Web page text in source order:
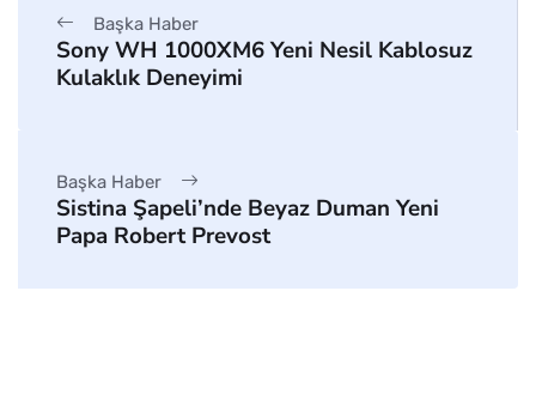
Başka Haber
Sony WH 1000XM6 Yeni Nesil Kablosuz
Kulaklık Deneyimi
Başka Haber
Sistina Şapeli’nde Beyaz Duman Yeni
Papa Robert Prevost